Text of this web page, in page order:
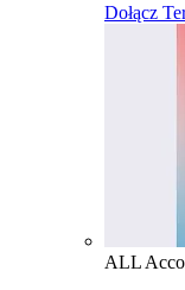
Dołącz
ALL